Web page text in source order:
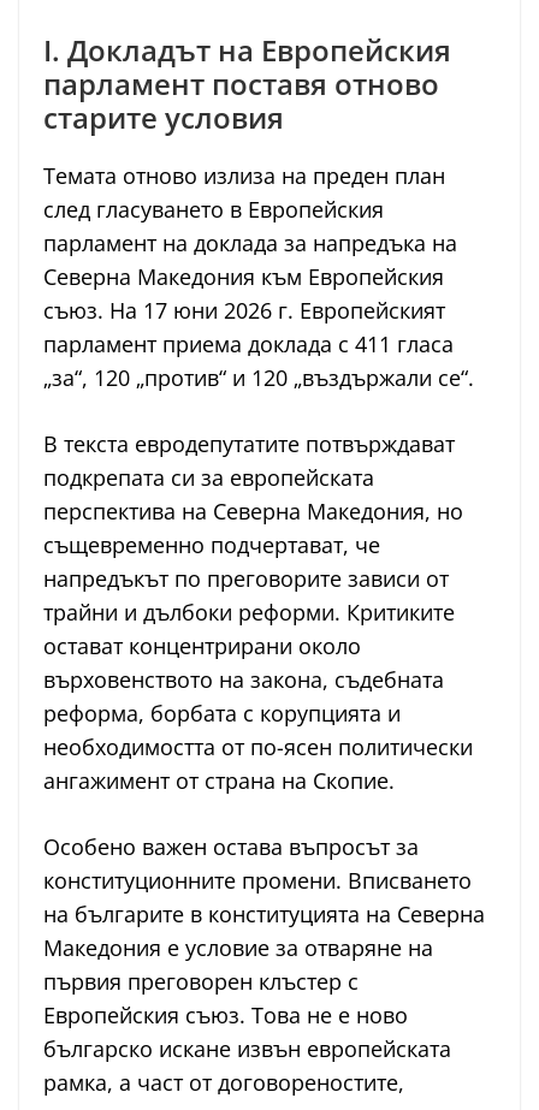
I. Докладът на Европейския
парламент поставя отново
старите условия
Темата отново излиза на преден план
след гласуването в Европейския
парламент на доклада за напредъка на
Северна Македония към Европейския
съюз. На 17 юни 2026 г. Европейският
парламент приема доклада с 411 гласа
„за“, 120 „против“ и 120 „въздържали се“.
В текста евродепутатите потвърждават
подкрепата си за европейската
перспектива на Северна Македония, но
същевременно подчертават, че
напредъкът по преговорите зависи от
трайни и дълбоки реформи. Критиките
остават концентрирани около
върховенството на закона, съдебната
реформа, борбата с корупцията и
необходимостта от по-ясен политически
ангажимент от страна на Скопие.
Особено важен остава въпросът за
конституционните промени. Вписването
на българите в конституцията на Северна
Македония е условие за отваряне на
първия преговорен клъстер с
Европейския съюз. Това не е ново
българско искане извън европейската
рамка, а част от договореностите,